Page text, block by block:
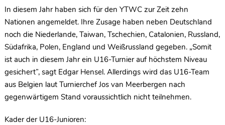
In diesem Jahr haben sich für den YTWC zur Zeit zehn
Nationen angemeldet. Ihre Zusage haben neben Deutschland
noch die Niederlande, Taiwan, Tschechien, Catalonien, Russland,
Südafrika, Polen, England und Weißrussland gegeben. „Somit
ist auch in diesem Jahr ein U16-Turnier auf höchstem Niveau
gesichert”, sagt Edgar Hensel. Allerdings wird das U16-Team
aus Belgien laut Turnierchef Jos van Meerbergen nach
gegenwärtigem Stand voraussichtlich nicht teilnehmen.
Kader der U16-Junioren: